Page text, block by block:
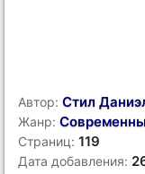
Автор: Стил
Жанр:
Страниц: 119
Дата добавления: